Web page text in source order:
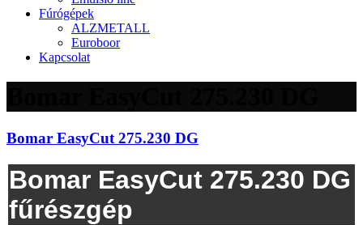
Fúrógépek
ALZMETALL
Euroboor
Kapcsolat
Bomar EasyCut 275.230 DG
Bomar EasyCut 275.230 DG
fűrészgép